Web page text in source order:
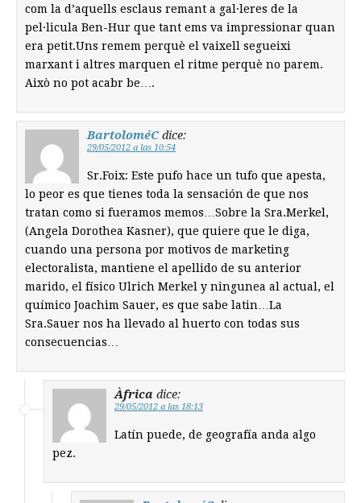
com la d’aquells esclaus remant a gal·leres de la
pel·licula Ben-Hur que tant ems va impressionar quan
era petit.Uns remem perquè el vaixell segueixi
marxant i altres marquen el ritme perquè no parem.
Això no pot acabr be….
BartoloméC dice:
29/05/2012 a las 10:54
Sr.Foix: Este pufo hace un tufo que apesta,
lo peor es que tienes toda la sensación de que nos
tratan como si fueramos memos…Sobre la Sra.Merkel,
(Angela Dorothea Kasner), que quiere que le diga,
cuando una persona por motivos de marketing
electoralista, mantiene el apellido de su anterior
marido, el físico Ulrich Merkel y ningunea al actual, el
químico Joachim Sauer, es que sabe latin…La
Sra.Sauer nos ha llevado al huerto con todas sus
consecuencias…
Àfrica dice:
29/05/2012 a las 18:13
Latín puede, de geografía anda algo
pez.